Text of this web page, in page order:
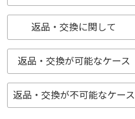
返品・交換に関して
返品・交換が可能なケース
返品・交換が不可能なケース